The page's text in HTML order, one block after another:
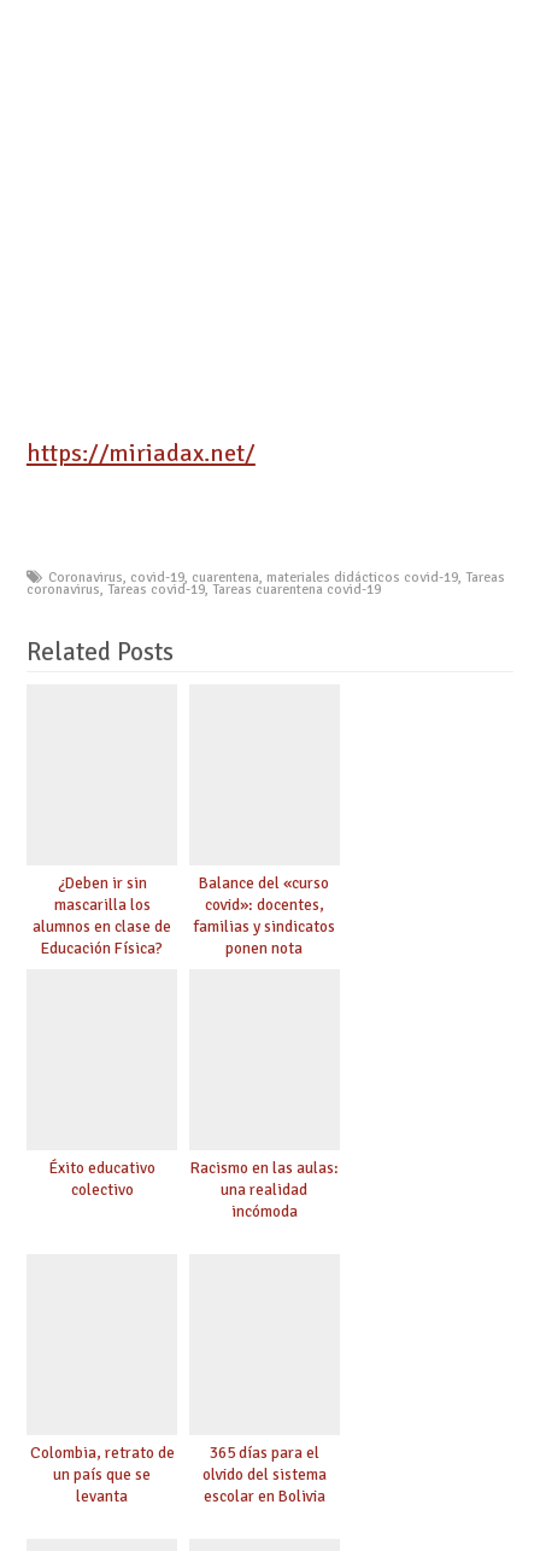
https://miriadax.net/
Coronavirus, covid-19, cuarentena, materiales didácticos covid-19, Tareas
coronavirus, Tareas covid-19, Tareas cuarentena covid-19
Related Posts
¿Deben ir sin
mascarilla los
alumnos en clase de
Educación Física?
Balance del «curso
covid»: docentes,
familias y sindicatos
ponen nota
Éxito educativo
colectivo
Racismo en las aulas:
una realidad
incómoda
Colombia, retrato de
un país que se
levanta
365 días para el
olvido del sistema
escolar en Bolivia